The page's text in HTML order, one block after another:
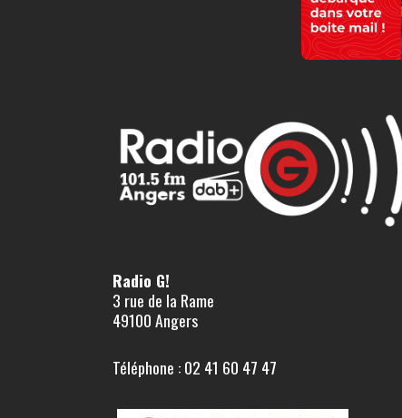
Radio G!
3 rue de la Rame
49100 Angers
Téléphone : 02 41 60 47 47